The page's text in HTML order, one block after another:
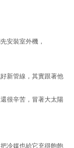
安裝室外機，
新管線，其實跟著他
很辛苦，冒著大太陽
冷媒也給它充得飽飽